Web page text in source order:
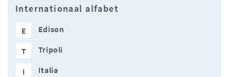
Internationaal alfabet
E Edison
T Tripoli
I Italia